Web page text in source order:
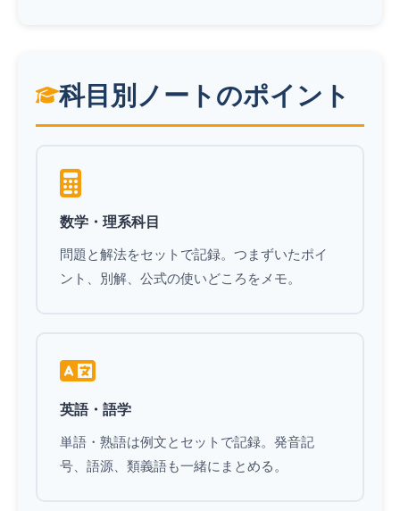
科目別ノートのポイント
数学・理系科目
問題と解法をセットで記録。つまずいたポイ
ント、別解、公式の使いどころをメモ。
英語・語学
単語・熟語は例文とセットで記録。発音記
号、語源、類義語も一緒にまとめる。